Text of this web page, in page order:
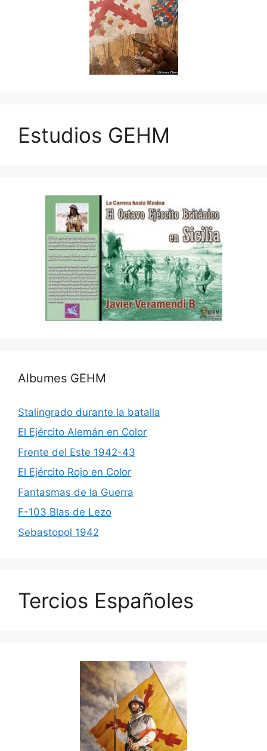
Estudios GEHM
Albumes GEHM
Stalingrado durante la batalla
El Ejército Alemán en Color
Frente del Este 1942-43
El Ejército Rojo en Color
Fantasmas de la Guerra
F-103 Blas de Lezo
Sebastopol 1942
Tercios Españoles